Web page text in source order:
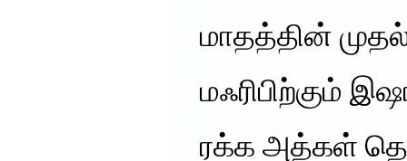
மாதத்தின்
மஃரிபிற்கும்
ரக்க அத்கள்